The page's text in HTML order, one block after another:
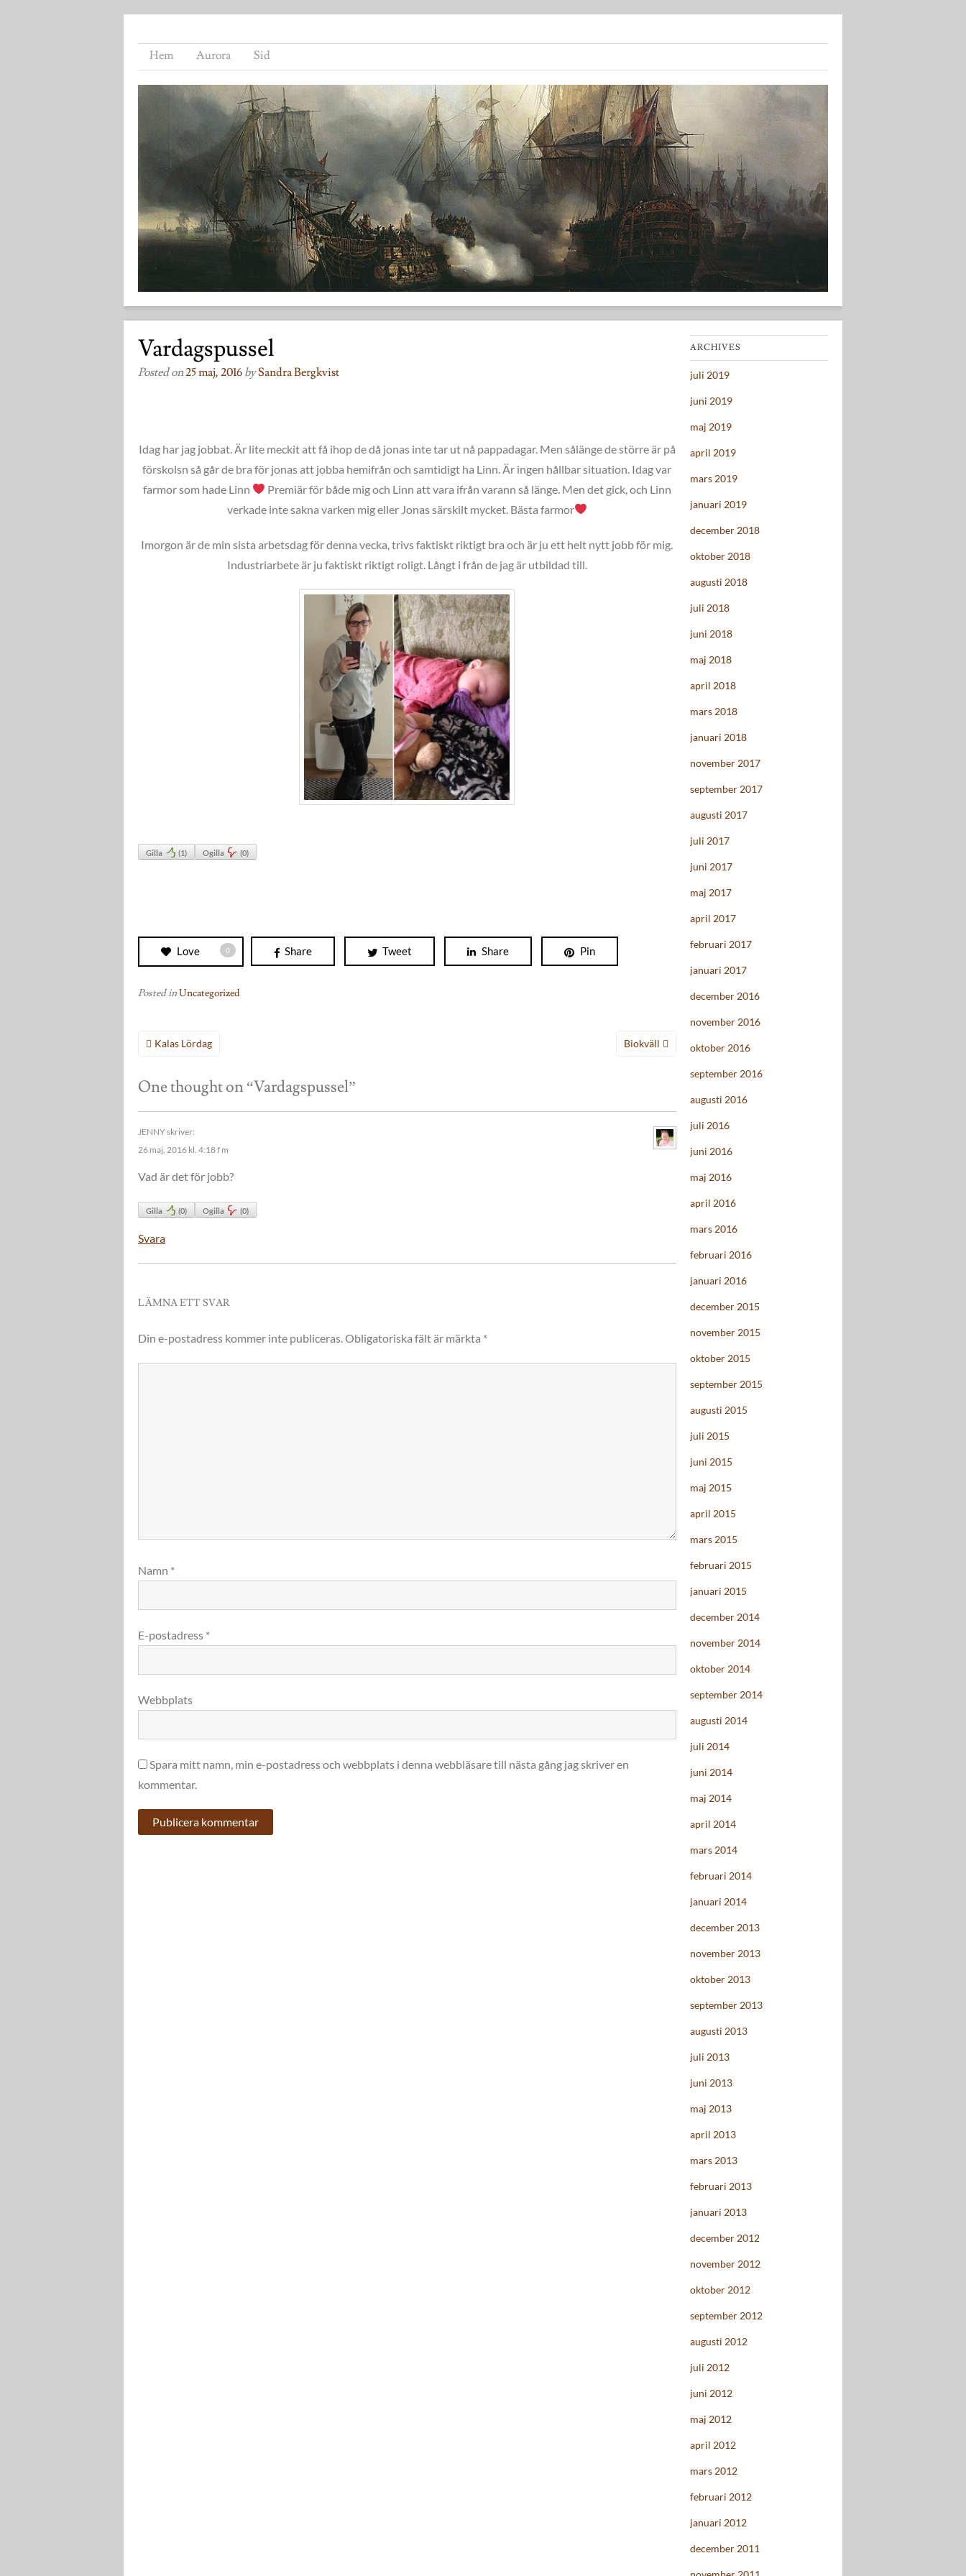
Hem Aurora Sid
Vardagspussel
Posted on25 maj, 2016 bySandra Bergkvist
Idag har jag jobbat. Är lite meckit att få ihop de då jonas inte tar ut nå pappadagar. Men sålänge de större är på
förskolsn så går de bra för jonas att jobba hemifrån och samtidigt ha Linn. Är ingen hållbar situation. Idag var
farmor som hade Linn
Premiär för både mig och Linn att vara ifrån varann så länge. Men det gick, och Linn
verkade inte sakna varken mig eller Jonas särskilt mycket. Bästa farmor
Imorgon är de min sista arbetsdag för denna vecka, trivs faktiskt riktigt bra och är ju ett helt nytt jobb för mig.
Industriarbete är ju faktiskt riktigt roligt. Långt i från de jag är utbildad till.
Gilla (1) Ogilla (0)
Love 0 Share Tweet Share Pin
Posted inUncategorized
Inläggsnavigering
Kalas Lördag Biokväll
One thought on “Vardagspussel”
JENNYskriver:
26 maj, 2016 kl. 4:18 f m
Vad är det för jobb?
Gilla (0) Ogilla (0)
Svara
LÄMNA ETT SVAR
Din e-postadress kommer inte publiceras. Obligatoriska fält är märkta *
Namn *
E-postadress *
Webbplats
Spara mitt namn, min e-postadress och webbplats i denna webbläsare till nästa gång jag skriver en
kommentar.
ARCHIVES
juli 2019
juni 2019
maj 2019
april 2019
mars 2019
januari 2019
december 2018
oktober 2018
augusti 2018
juli 2018
juni 2018
maj 2018
april 2018
mars 2018
januari 2018
november 2017
september 2017
augusti 2017
juli 2017
juni 2017
maj 2017
april 2017
februari 2017
januari 2017
december 2016
november 2016
oktober 2016
september 2016
augusti 2016
juli 2016
juni 2016
maj 2016
april 2016
mars 2016
februari 2016
januari 2016
december 2015
november 2015
oktober 2015
september 2015
augusti 2015
juli 2015
juni 2015
maj 2015
april 2015
mars 2015
februari 2015
januari 2015
december 2014
november 2014
oktober 2014
september 2014
augusti 2014
juli 2014
juni 2014
maj 2014
april 2014
mars 2014
februari 2014
januari 2014
december 2013
november 2013
oktober 2013
september 2013
augusti 2013
juli 2013
juni 2013
maj 2013
april 2013
mars 2013
februari 2013
januari 2013
december 2012
november 2012
oktober 2012
september 2012
augusti 2012
juli 2012
juni 2012
maj 2012
april 2012
mars 2012
februari 2012
januari 2012
december 2011